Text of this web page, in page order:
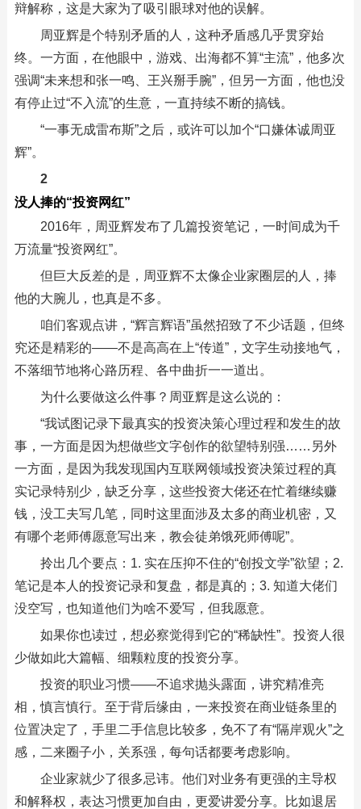
辩解称，这是大家为了吸引眼球对他的误解。
周亚辉是个特别矛盾的人，这种矛盾感几乎贯穿始
终。一方面，在他眼中，游戏、出海都不算“主流”，他多次
强调“未来想和张一鸣、王兴掰手腕”，但另一方面，他也没
有停止过“不入流”的生意，一直持续不断的搞钱。
“一事无成雷布斯”之后，或许可以加个“口嫌体诚周亚
辉”。
2
没人捧的“投资网红”
2016年，周亚辉发布了几篇投资笔记，一时间成为千
万流量“投资网红”。
但巨大反差的是，周亚辉不太像企业家圈层的人，捧
他的大腕儿，也真是不多。
咱们客观点讲，“辉言辉语”虽然招致了不少话题，但终
究还是精彩的——不是高高在上“传道”，文字生动接地气，
不落细节地将心路历程、各中曲折一一道出。
为什么要做这么件事？周亚辉是这么说的：
“我试图记录下最真实的投资决策心理过程和发生的故
事，一方面是因为想做些文字创作的欲望特别强……另外
一方面，是因为我发现国内互联网领域投资决策过程的真
实记录特别少，缺乏分享，这些投资大佬还在忙着继续赚
钱，没工夫写几笔，同时这里面涉及太多的商业机密，又
有哪个老师傅愿意写出来，教会徒弟饿死师傅呢”。
拎出几个要点：1. 实在压抑不住的“创投文学”欲望；2.
笔记是本人的投资记录和复盘，都是真的；3. 知道大佬们
没空写，也知道他们为啥不爱写，但我愿意。
如果你也读过，想必察觉得到它的“稀缺性”。投资人很
少做如此大篇幅、细颗粒度的投资分享。
投资的职业习惯——不追求抛头露面，讲究精准亮
相，慎言慎行。至于背后缘由，一来投资在商业链条里的
位置决定了，手里二手信息比较多，免不了有“隔岸观火”之
感，二来圈子小，关系强，每句话都要考虑影响。
企业家就少了很多忌讳。他们对业务有更强的主导权
和解释权，表达习惯更加自由，更爱讲爱分享。比如退居